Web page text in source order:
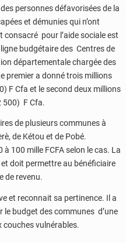
personnes défavorisées de la
et démunies qui n’ont
pour l’aide sociale est
budgétaire des Centres de
départementale chargée des
premier a donné trois millions
F Cfa et le second deux millions
500) F Cfa.
de plusieurs communes à
de Kétou et de Pobé.
100 mille FCFA selon le cas. La
doit permettre au bénéficiaire
de revenu.
et reconnait sa pertinence. Il a
le budget des communes d’une
couches vulnérables.